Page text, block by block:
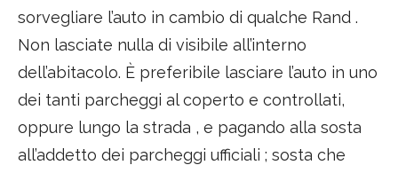
sorvegliare l’auto in cambio di qualche Rand .
Non lasciate nulla di visibile all’interno
dell’abitacolo. È preferibile lasciare l’auto in uno
dei tanti parcheggi al coperto e controllati,
oppure lungo la strada , e pagando alla sosta
all’addetto dei parcheggi ufficiali ; sosta che